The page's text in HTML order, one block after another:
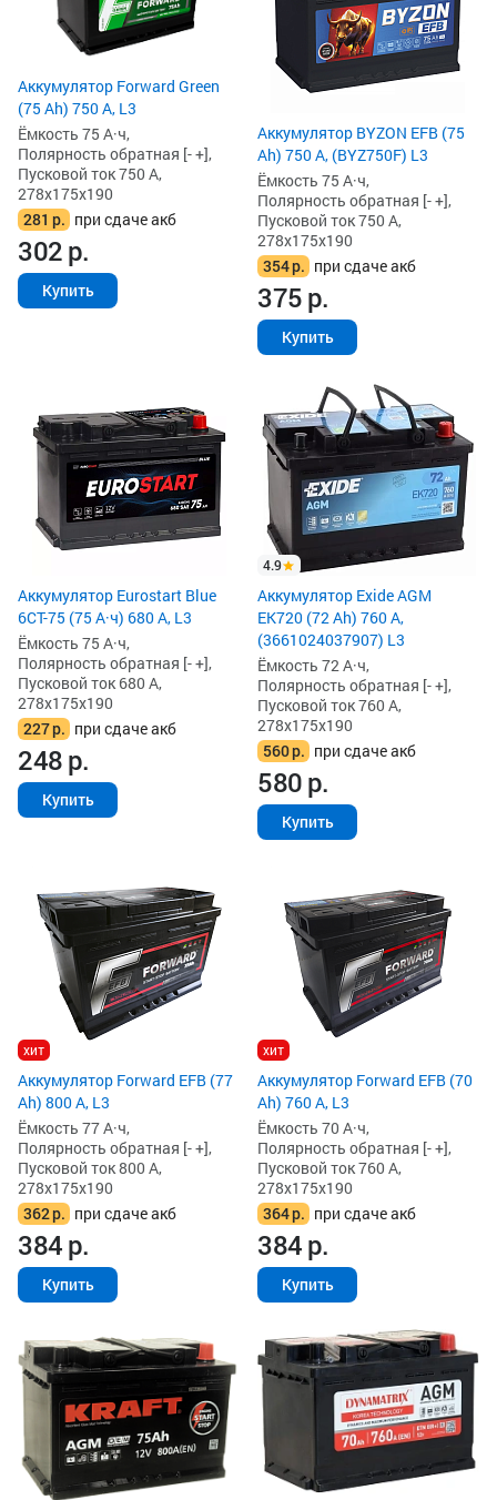
Аккумулятор Forward Green
(75 Ah) 750 А, L3
Ёмкость 75 А·ч,
Полярность обратная [- +],
Пусковой ток 750 А,
278x175x190
281 р. при сдаче акб
302р.
Купить
Аккумулятор BYZON EFB (75
Ah) 750 А, (BYZ750F) L3
Ёмкость 75 А·ч,
Полярность обратная [- +],
Пусковой ток 750 А,
278x175x190
354р. при сдаче акб
375р.
Купить
Аккумулятор Eurostart Blue
6CT-75 (75 А·ч) 680 А, L3
Ёмкость 75 А·ч,
Полярность обратная [- +],
Пусковой ток 680 А,
278x175x190
227р. при сдаче акб
248р.
Купить
4.9
Аккумулятор Exide AGM
EK720 (72 Ah) 760 А,
(3661024037907) L3
Ёмкость 72 А·ч,
Полярность обратная [- +],
Пусковой ток 760 А,
278x175x190
560р. при сдаче акб
580р.
Купить
хит
Аккумулятор Forward EFB (77
Ah) 800 А, L3
Ёмкость 77 А·ч,
Полярность обратная [- +],
Пусковой ток 800 А,
278x175x190
362р. при сдаче акб
384р.
Купить
хит
Аккумулятор Forward EFB (70
Ah) 760 А, L3
Ёмкость 70 А·ч,
Полярность обратная [- +],
Пусковой ток 760 А,
278x175x190
364р. при сдаче акб
384р.
Купить